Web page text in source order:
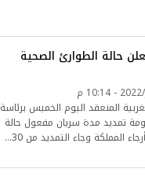
حالة الطوارئ الصحية
المنعقد اليوم الخميس برئاسة
تمديد مدة سريان مفعول حالة
المملكة وجاء التمديد من 30…